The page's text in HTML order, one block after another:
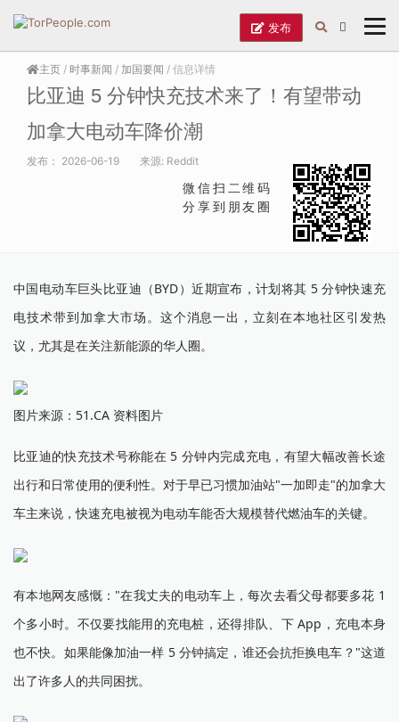
发布
主页 / 时事新闻 / 加国要闻 / 信息详情
比亚迪 5 分钟快充技术来了！有望带动
加拿大电动车降价潮
发布： 2026-06-19 来源: Reddit
微信扫二维码
分享到朋友圈
中国电动车巨头比亚迪（BYD）近期宣布，计划将其 5 分钟快速充
电技术带到加拿大市场。这个消息一出，立刻在本地社区引发热
议，尤其是在关注新能源的华人圈。
图片来源：51.CA 资料图片
比亚迪的快充技术号称能在 5 分钟内完成充电，有望大幅改善长途
出行和日常使用的便利性。对于早已习惯加油站"一加即走"的加拿大
车主来说，快速充电被视为电动车能否大规模替代燃油车的关键。
有本地网友感慨："在我丈夫的电动车上，每次去看父母都要多花 1
个多小时。不仅要找能用的充电桩，还得排队、下 App，充电本身
也不快。如果能像加油一样 5 分钟搞定，谁还会抗拒换电车？"这道
出了许多人的共同困扰。